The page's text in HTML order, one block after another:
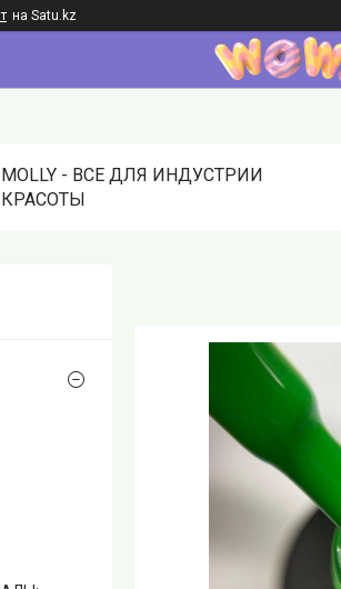
на Satu.kz
MOLLY - ВСЕ ДЛЯ ИНДУСТРИИ
КРАСОТЫ